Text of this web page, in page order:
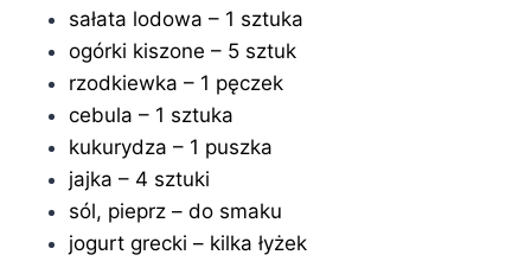
sałata lodowa – 1 sztuka
ogórki kiszone – 5 sztuk
rzodkiewka – 1 pęczek
cebula – 1 sztuka
kukurydza – 1 puszka
jajka – 4 sztuki
sól, pieprz – do smaku
jogurt grecki – kilka łyżek